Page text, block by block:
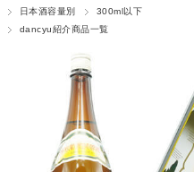
日本酒容量別
300ml以下
dancyu紹介商品一覧